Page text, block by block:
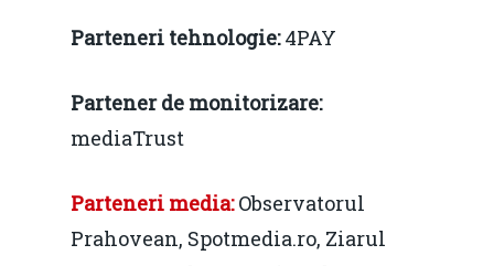
Parteneri tehnologie:4PAY
Partener de monitorizare:
mediaTrust
Parteneri media:Observatorul
Prahovean, Spotmedia.ro, Ziarul
Redresare vs.
Decembrie 2015